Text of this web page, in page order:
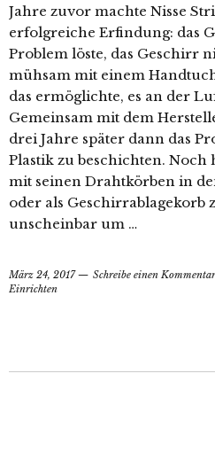
Jahre zuvor machte Nisse
erfolgreiche Erfindung: das
Problem löste, das Geschirr
mühsam mit einem
das ermöglichte, es an der
Gemeinsam mit dem
drei Jahre später dann das
Plastik zu beschichten. Noch
mit seinen Drahtkörben in
oder als Geschirrablagekorb
unscheinbar um …
März 24, 2017
Schreibe einen Kommentar
Einrichten